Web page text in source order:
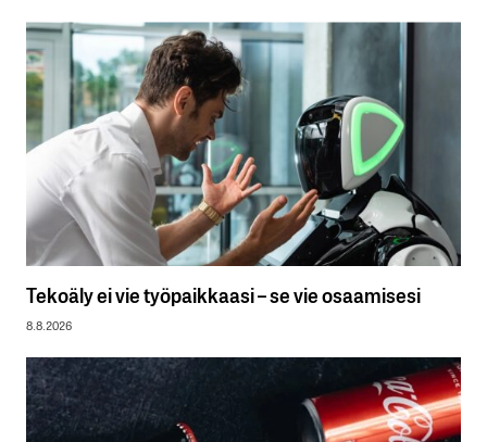
Tekoäly ei vie työpaikkaasi – se vie osaamisesi
8.8.2026